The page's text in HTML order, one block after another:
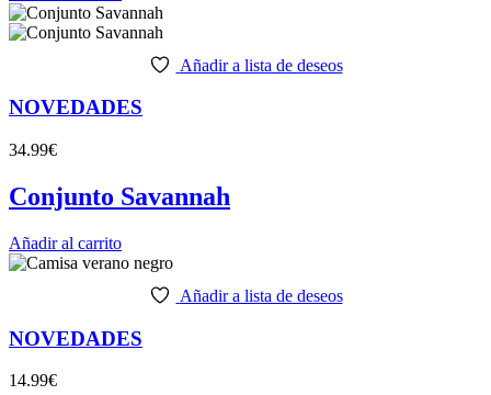
Añadir a lista de deseos
NOVEDADES
34.99€
Conjunto Savannah
Añadir al carrito
Añadir a lista de deseos
NOVEDADES
14.99€